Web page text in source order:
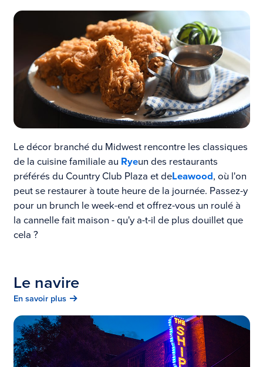
Le décor branché du Midwest rencontre les classiques
de la cuisine familiale au Ryeun des restaurants
préférés du Country Club Plaza et deLeawood, où l'on
peut se restaurer à toute heure de la journée. Passez-y
pour un brunch le week-end et offrez-vous un roulé à
la cannelle fait maison - qu'y a-t-il de plus douillet que
cela ?
Le navire
En savoir plus